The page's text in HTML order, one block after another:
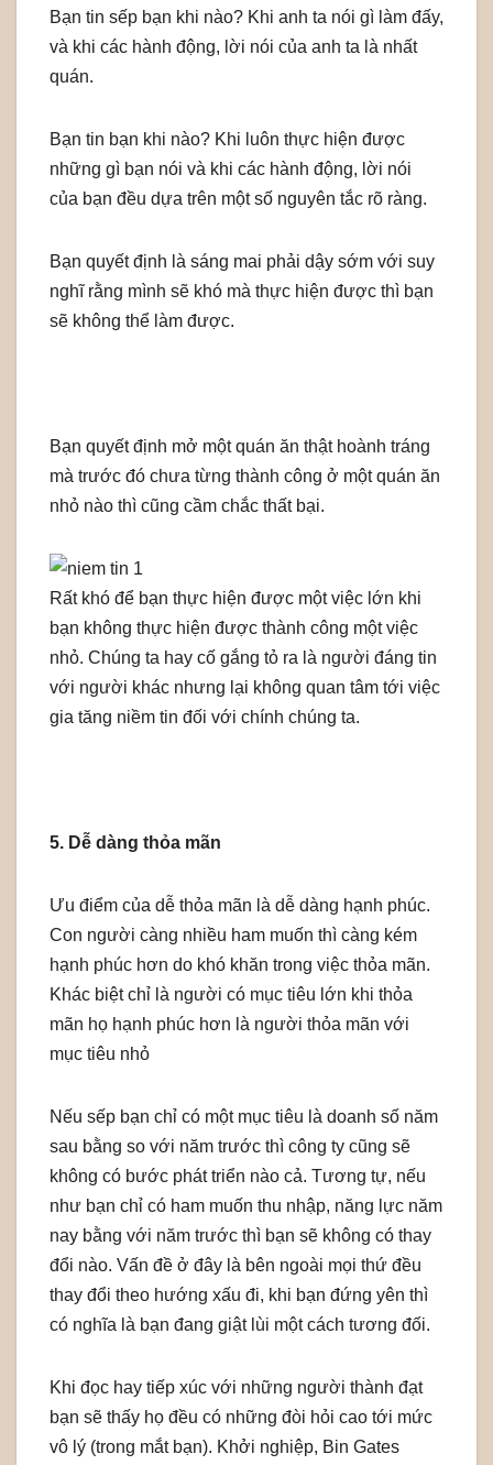
Bạn tin sếp bạn khi nào? Khi anh ta nói gì làm đấy,
và khi các hành động, lời nói của anh ta là nhất
quán.
Bạn tin bạn khi nào? Khi luôn thực hiện được
những gì bạn nói và khi các hành động, lời nói
của bạn đều dựa trên một số nguyên tắc rõ ràng.
Bạn quyết định là sáng mai phải dậy sớm với suy
nghĩ rằng mình sẽ khó mà thực hiện được thì bạn
sẽ không thể làm được.
Bạn quyết định mở một quán ăn thật hoành tráng
mà trước đó chưa từng thành công ở một quán ăn
nhỏ nào thì cũng cầm chắc thất bại.
Rất khó để bạn thực hiện được một việc lớn khi
bạn không thực hiện được thành công một việc
nhỏ. Chúng ta hay cố gắng tỏ ra là người đáng tin
với người khác nhưng lại không quan tâm tới việc
gia tăng niềm tin đối với chính chúng ta.
5. Dễ dàng thỏa mãn
Ưu điểm của dễ thỏa mãn là dễ dàng hạnh phúc.
Con người càng nhiều ham muốn thì càng kém
hạnh phúc hơn do khó khăn trong việc thỏa mãn.
Khác biệt chỉ là người có mục tiêu lớn khi thỏa
mãn họ hạnh phúc hơn là người thỏa mãn với
mục tiêu nhỏ
Nếu sếp bạn chỉ có một mục tiêu là doanh số năm
sau bằng so với năm trước thì công ty cũng sẽ
không có bước phát triển nào cả. Tương tự, nếu
như bạn chỉ có ham muốn thu nhập, năng lực năm
nay bằng với năm trước thì bạn sẽ không có thay
đổi nào. Vấn đề ở đây là bên ngoài mọi thứ đều
thay đổi theo hướng xấu đi, khi bạn đứng yên thì
có nghĩa là bạn đang giật lùi một cách tương đối.
Khi đọc hay tiếp xúc với những người thành đạt
bạn sẽ thấy họ đều có những đòi hỏi cao tới mức
vô lý (trong mắt bạn). Khởi nghiệp, Bin Gates